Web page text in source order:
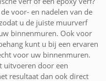
voor- en nadelen van de
u de juiste muurverf
binnenmuren. Ook voor
kunt u bij een ervaren
voor uw binnenmuren.
uitvoeren door een
resultaat dan ook direct